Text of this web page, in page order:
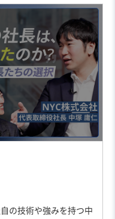
の技術や強みを持つ中